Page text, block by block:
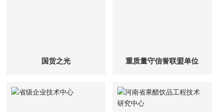
国货之光 重质量守信誉联盟单位